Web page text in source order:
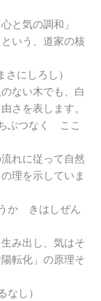
と気の調和」
いう、道家の核
にしろし）
ない木でも、白
さを表します。
ぶつなく ここ
れに従って自然
理を示していま
うか きはしぜん
み出し、気はそ
転化」の原理そ
なし）